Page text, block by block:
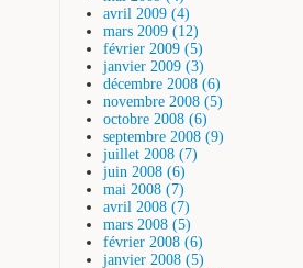
avril 2009 (4)
mars 2009 (12)
février 2009 (5)
janvier 2009 (3)
décembre 2008 (6)
novembre 2008 (5)
octobre 2008 (6)
septembre 2008 (9)
juillet 2008 (7)
juin 2008 (6)
mai 2008 (7)
avril 2008 (7)
mars 2008 (5)
février 2008 (6)
janvier 2008 (5)